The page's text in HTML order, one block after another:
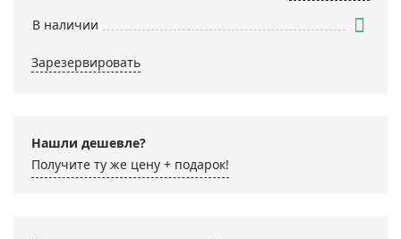
В наличии
Зарезервировать
Нашли дешевле?
Получите ту же цену + подарок!